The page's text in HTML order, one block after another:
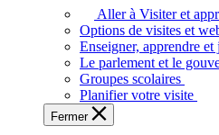
voir,
apprendre
et
à
Aller à Visiter et
Options de visites et
Enseigner, apprendre et
Le parlement et le
Groupes scolaires
Planifier votre visite
Fermer